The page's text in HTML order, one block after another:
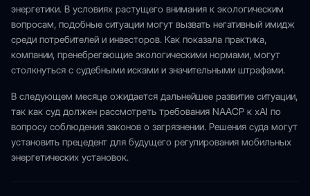
энергетики. В условиях растущего внимания к экологическим
вопросам, подобные ситуации могут вызвать негативный имидж
среди потребителей и инвесторов. Как показала практика,
компании, пренебрегающие экологическими нормами, могут
столкнуться с судебными исками и значительными штрафами.
В следующем месяце ожидается дальнейшее развитие ситуации,
так как суд должен рассмотреть требования NAACP к xAI по
вопросу соблюдения законов о загрязнении. Решения суда могут
установить прецедент для будущего регулирования мобильных
энергетических установок.